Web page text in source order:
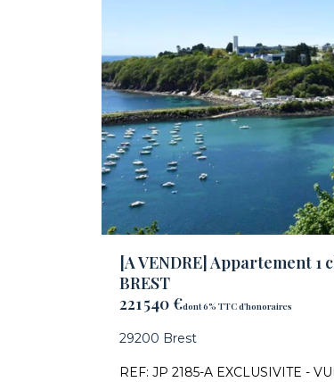
[A VENDRE] Appartement
BREST
221 540 €dont 6% TTC d'honoraires
29200 Brest
REF: JP 2185-A EXCLUSIVITE -